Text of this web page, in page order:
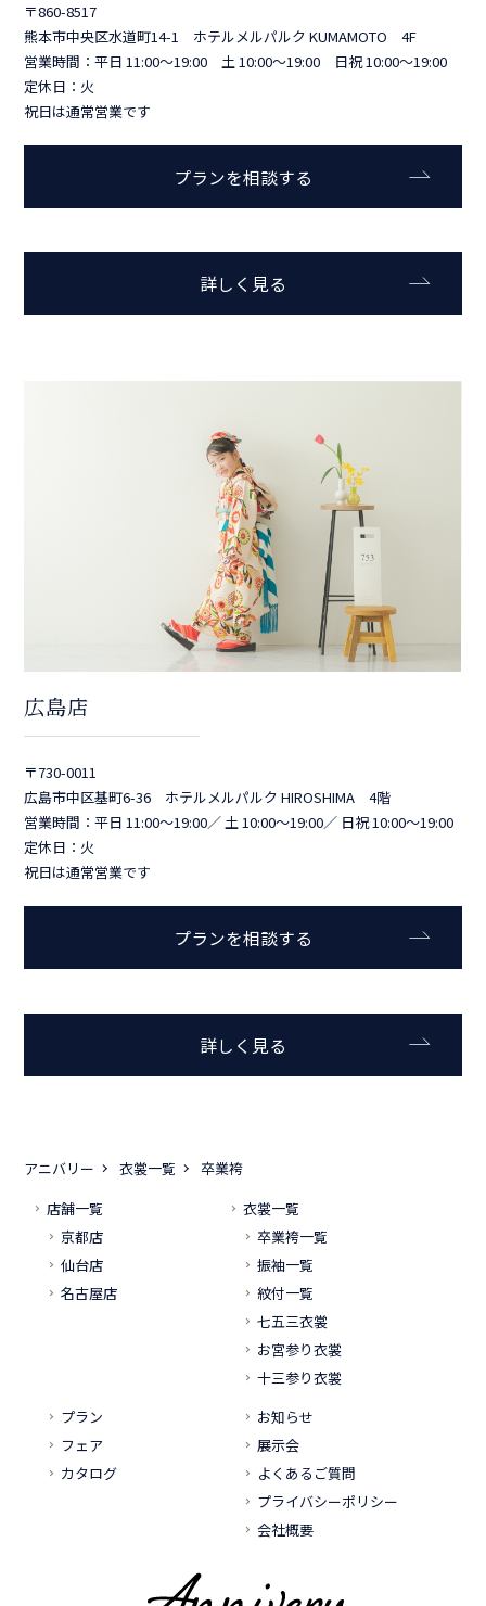
〒860-8517
熊本市中央区水道町14-1 ホテルメルパルク KUMAMOTO 4F
営業時間：平日 11:00～19:00 土 10:00～19:00 日祝 10:00～19:00
定休日：火
祝日は通常営業です
プランを相談する
詳しく見る
広島店
〒730-0011
広島市中区基町6-36 ホテルメルパルク HIROSHIMA 4階
営業時間：平日 11:00～19:00／ 土 10:00～19:00／ 日祝 10:00～19:00
定休日：火
祝日は通常営業です
プランを相談する
詳しく見る
アニバリー 衣裳一覧
卒業袴
店舗一覧
京都店
仙台店
名古屋店
衣裳一覧
卒業袴一覧
振袖一覧
紋付一覧
七五三衣裳
お宮参り衣裳
十三参り衣裳
プラン
フェア
カタログ
お知らせ
展示会
よくあるご質問
プライバシーポリシー
会社概要